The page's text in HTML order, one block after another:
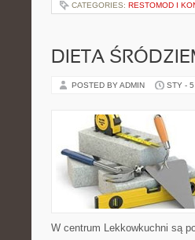
CATEGORIES: RESTOMOD I
DIETA
POSTED BY ADMIN STY -
W centrum Lekkowkuchni są